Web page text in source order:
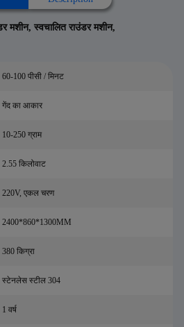
मशीन, स्वचालित राउंडर मशीन,
60-100 पीसी / मिनट
गेंद का आकार
10-250 ग्राम
2.55 किलोवाट
220V, एकल चरण
2400*860*1300MM
380 किग्रा
स्टेनलेस स्टील 304
1 वर्ष